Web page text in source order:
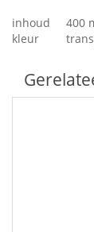
inhoud
400
kleur